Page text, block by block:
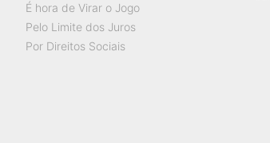
É hora de Virar o Jogo
Pelo Limite dos Juros
Por Direitos Sociais